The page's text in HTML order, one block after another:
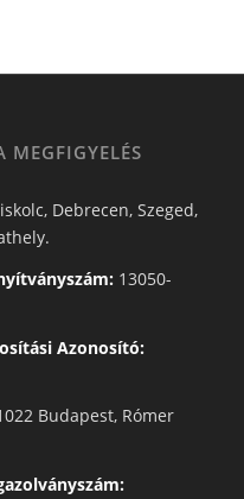
MEGFIGYELÉS
Debrecen, Szeged,
13050-
Azonosító:
Budapest, Rómer